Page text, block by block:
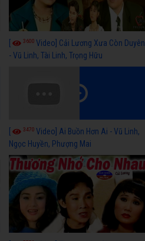
3600 Video] Cải Lương Xưa Còn Duyên
- Vũ Linh, Tài Linh, Trọng Hữu
3470 Video] Ai Buồn Hơn Ai - Vũ Linh,
Ngọc Huyền, Phượng Mai